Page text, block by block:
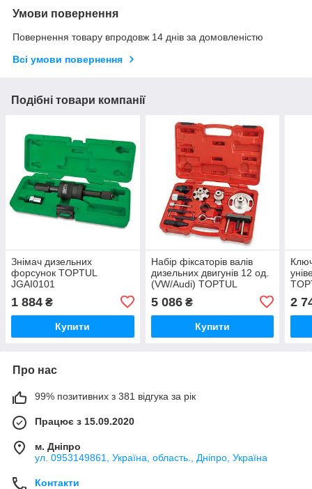
Умови повернення
Повернення товару впродовж 14 днів за домовленістю
Всі умови повернення
Подібні товари компанії
Знімач дизельних
форсунок TOPTUL
JGAI0101
1 884 ₴
Купити
Набір фіксаторів валів
дизельних двигунів 12 од.
(VW/Audi) TOPTUL
5 086₴
Купити
2
Про нас
99% позитивних з 381 відгука за рік
Працює з 15.09.2020
м. Дніпро
ул. 0953149861, Україна, область., Дніпро, Україна
Контакти